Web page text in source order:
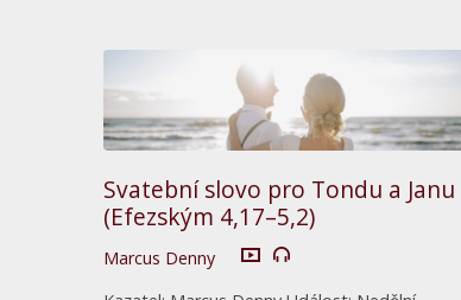
Svatební slovo pro Tondu a Janu
(Efezským 4,17–5,2)
Marcus Denny